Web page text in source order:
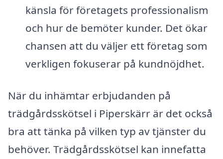
känsla för företagets professionalism
och hur de bemöter kunder. Det ökar
chansen att du väljer ett företag som
verkligen fokuserar på kundnöjdhet.
När du inhämtar erbjudanden på
trädgårdsskötsel i Piperskärr är det också
bra att tänka på vilken typ av tjänster du
behöver. Trädgårdsskötsel kan innefatta